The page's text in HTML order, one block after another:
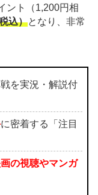
ント（1,200円相
込）となり、非常
を実況・解説付
に密着する「注目
の視聴やマンガ